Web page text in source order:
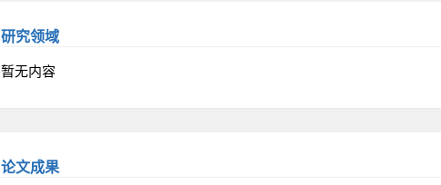
研究领域
暂无内容
论文成果